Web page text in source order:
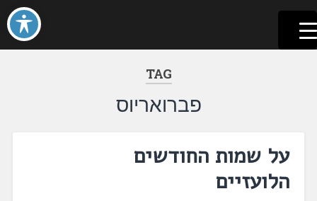
דלג
לתוכן
לשוניאדה
עברית. לשון. שפה
TAG
פברואריוס
על שמות החודשים
הלועזיים